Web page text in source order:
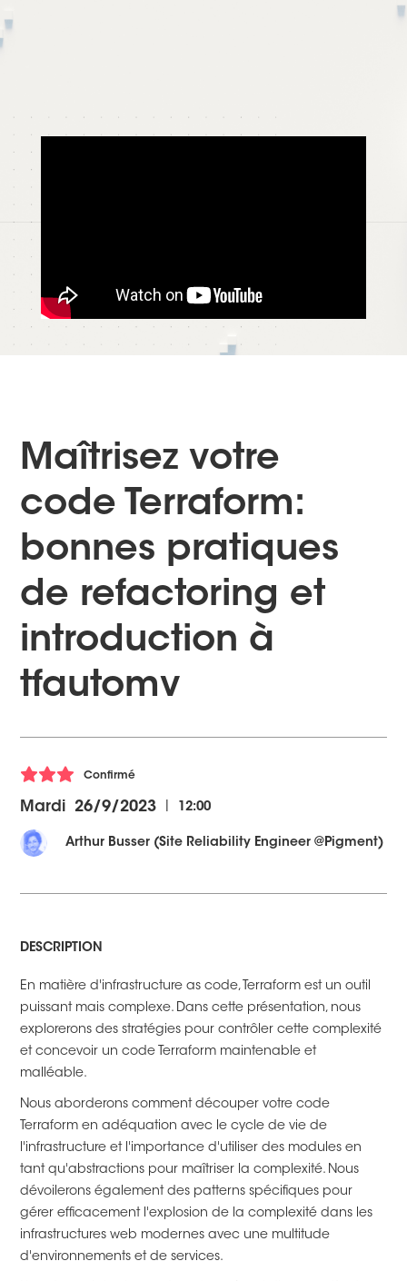
Maîtrisez votre
code Terraform:
bonnes pratiques
de refactoring et
introduction à
tfautomv
Confirmé
Mardi 26/9/2023 | 12:00
Arthur Busser (Site Reliability Engineer @Pigment)
DESCRIPTION
En matière d'infrastructure as code, Terraform est un outil
puissant mais complexe. Dans cette présentation, nous
explorerons des stratégies pour contrôler cette complexité
et concevoir un code Terraform maintenable et
malléable.
Nous aborderons comment découper votre code
Terraform en adéquation avec le cycle de vie de
l'infrastructure et l'importance d'utiliser des modules en
tant qu'abstractions pour maîtriser la complexité. Nous
dévoilerons également des patterns spécifiques pour
gérer efficacement l'explosion de la complexité dans les
infrastructures web modernes avec une multitude
d'environnements et de services.